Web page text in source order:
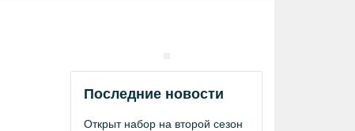
Последние новости
Открыт набор на второй сезон